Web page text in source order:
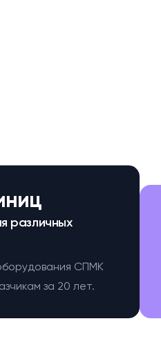
различных
СПМК
за 20 лет.